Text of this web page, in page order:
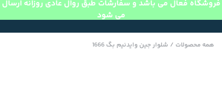
فروشگاه فعال می باشد و سفارشات طبق روال عادی روزانه ارسال
می شود
همه محصولات / شلوار جین وایدنیم بگ 1666